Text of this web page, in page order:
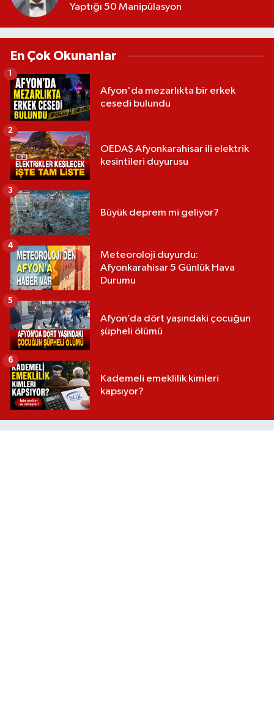
Yaptığı 50 Manipülasyon
En Çok Okunanlar
Afyon'da mezarlıkta bir erkek
cesedi bulundu
1
OEDAŞ Afyonkarahisar ili elektrik
kesintileri duyurusu
2
Büyük deprem mi geliyor?
3
Meteoroloji duyurdu:
Afyonkarahisar 5 Günlük Hava
Durumu
4
Afyon’da dört yaşındaki çocuğun
şüpheli ölümü
5
Kademeli emeklilik kimleri
kapsıyor?
6